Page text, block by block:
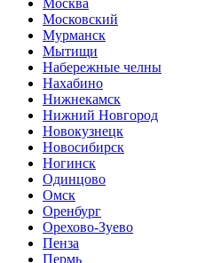
Москва
Московский
Мурманск
Мытищи
Набережные челны
Нахабино
Нижнекамск
Нижний Новгород
Новокузнецк
Новосибирск
Ногинск
Одинцово
Омск
Оренбург
Орехово-Зуево
Пенза
Пермь